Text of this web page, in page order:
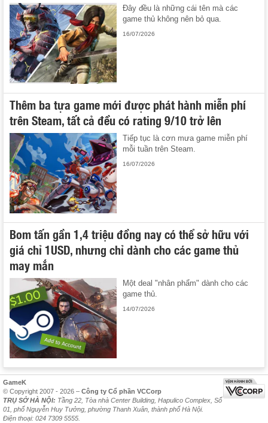
Đây đều là những cái tên mà các
game thủ không nên bỏ qua.
16/07/2026
Thêm ba tựa game mới được phát hành miễn phí
trên Steam, tất cả đều có rating 9/10 trở lên
Tiếp tục là cơn mưa game miễn phí
mỗi tuần trên Steam.
16/07/2026
Bom tấn gần 1,4 triệu đồng nay có thể sở hữu với
giá chỉ 1USD, nhưng chỉ dành cho các game thủ
may mắn
Một deal "nhân phẩm" dành cho các
game thủ.
14/07/2026
GameK
© Copyright 2007 - 2026 – Công ty Cổ phần VCCorp
TRỤ SỞ HÀ NỘI: Tầng 22, Tòa nhà Center Building, Hapulico Complex, Số
01, phố Nguyễn Huy Tưởng, phường Thanh Xuân, thành phố Hà Nội.
Điện thoại: 024 7309 5555.